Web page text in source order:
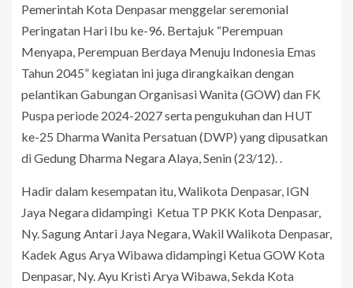
Pemerintah Kota Denpasar menggelar seremonial
Peringatan Hari Ibu ke-96. Bertajuk “Perempuan
Menyapa, Perempuan Berdaya Menuju Indonesia Emas
Tahun 2045” kegiatan ini juga dirangkaikan dengan
pelantikan Gabungan Organisasi Wanita (GOW) dan FK
Puspa periode 2024-2027 serta pengukuhan dan HUT
ke-25 Dharma Wanita Persatuan (DWP) yang dipusatkan
di Gedung Dharma Negara Alaya, Senin (23/12). .
Hadir dalam kesempatan itu, Walikota Denpasar, IGN
Jaya Negara didampingi Ketua TP PKK Kota Denpasar,
Ny. Sagung Antari Jaya Negara, Wakil Walikota Denpasar,
Kadek Agus Arya Wibawa didampingi Ketua GOW Kota
Denpasar, Ny. Ayu Kristi Arya Wibawa, Sekda Kota